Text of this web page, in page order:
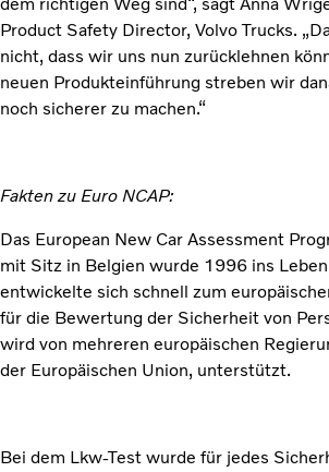
Product Safety Director, Volvo Trucks.
nicht, dass wir uns nun zurücklehnen
neuen Produkteinführung streben wir
noch sicherer zu machen.“
Fakten zu Euro NCAP:
Das European New Car Assessment
mit Sitz in Belgien wurde 1996 ins
entwickelte sich schnell zum
für die Bewertung der Sicherheit von
wird von mehreren europäischen
der Europäischen Union, unterstützt.
Bei dem Lkw-Test wurde für jedes